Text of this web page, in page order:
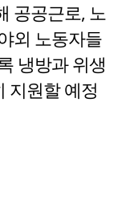
공공근로, 노
외 노동자들
냉방과 위생
지원할 예정